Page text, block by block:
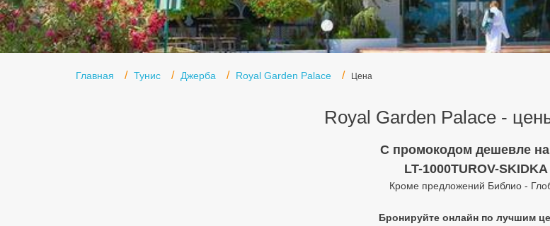
Главная Тунис Джерба Royal Garden Palace Цена
Royal Garden Palace -
C промокодом дешевле
LT-1000TUROV-SKIDKA
Кроме предложений Библио -
Бронируйте онлайн по лучшим
Туры в ОАЭ
Офис г. Москва